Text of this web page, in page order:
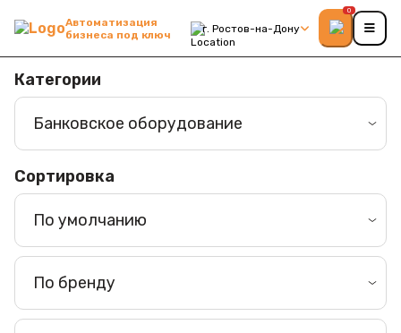
Автоматизация
бизнеса под ключ
г. Ростов-на-Дону
0
Категории
Банковское оборудование
Сортировка
По умолчанию
По бренду